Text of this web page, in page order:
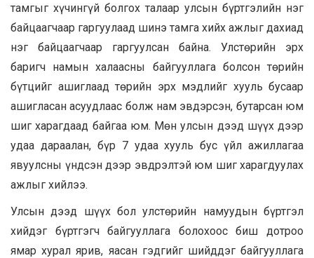
тамгыг хүчингүй болгох талаар улсын бүртгэлийн нэг
байцаагчаар гаргуулаад шинэ тамга хийх ажлыг дахиад
нэг байцаагчаар гаргуулсан байна. Улстөрийн эрх
баригч намын халаасны байгууллага болсон төрийн
бүтцийг ашиглаад төрийн эрх мэдлийг хууль бусаар
ашигласан асуудлаас болж нам эвдэрсэн, бутарсан юм
шиг харагдаад байгаа юм. Мөн улсын дээд шүүх дээр
удаа дараалан, бүр 7 удаа хууль бус үйл ажиллагаа
явуулсны үндсэн дээр эвдрэлтэй юм шиг харагдуулах
ажлыг хийлээ.
Улсын дээд шүүх бол улстөрийн намуудын бүртгэл
хийдэг бүртгэгч байгууллага болохоос биш дотроо
ямар хурал ярив, яасан гэдгийг шийддэг байгууллага